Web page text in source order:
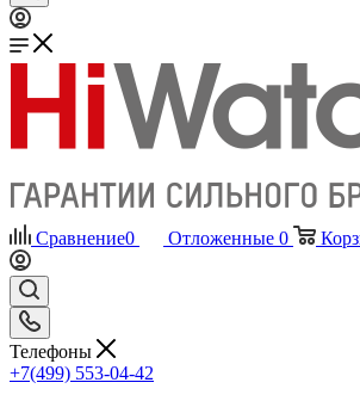
Сравнение0 Отложенные 0
Телефоны
+7(499) 553-04-42